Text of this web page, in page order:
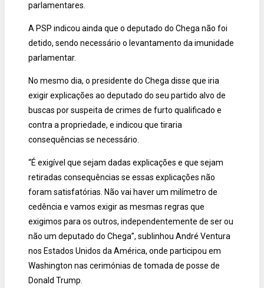
parlamentares.
A PSP indicou ainda que o deputado do Chega não foi
detido, sendo necessário o levantamento da imunidade
parlamentar.
No mesmo dia, o presidente do Chega disse que iria
exigir explicações ao deputado do seu partido alvo de
buscas por suspeita de crimes de furto qualificado e
contra a propriedade, e indicou que tiraria
consequências se necessário.
“É exigível que sejam dadas explicações e que sejam
retiradas consequências se essas explicações não
foram satisfatórias. Não vai haver um milímetro de
cedência e vamos exigir as mesmas regras que
exigimos para os outros, independentemente de ser ou
não um deputado do Chega”, sublinhou André Ventura
nos Estados Unidos da América, onde participou em
Washington nas cerimónias de tomada de posse de
Donald Trump.